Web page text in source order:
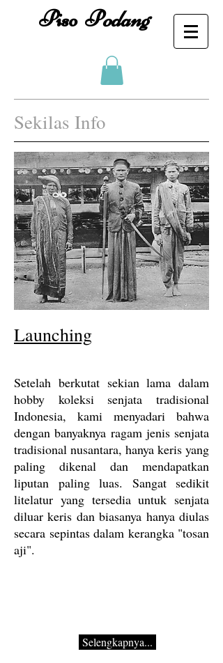
Piso Podang
Sekilas Info
Launching
Setelah berkutat sekian lama dalam
hobby koleksi senjata tradisional
Indonesia, kami menyadari bahwa
dengan banyaknya ragam jenis senjata
tradisional nusantara, hanya keris yang
paling dikenal dan mendapatkan
liputan paling luas. Sangat sedikit
litelatur yang tersedia untuk senjata
diluar keris dan biasanya hanya diulas
secara sepintas dalam kerangka "tosan
aji".
Selengkapnya...